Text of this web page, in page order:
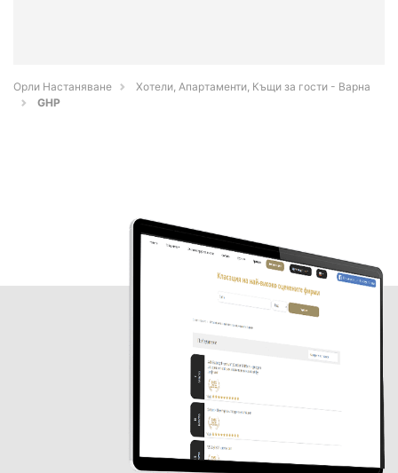
Орли Настаняване
Хотели, Апартаменти, Къщи за гости - Варна
GHP